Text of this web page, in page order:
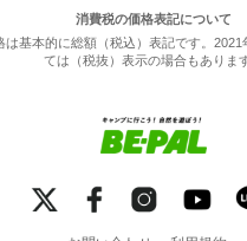
消費税の価格表記について
は基本的に総額（税込）表記です。2021
ては（税抜）表示の場合もあります